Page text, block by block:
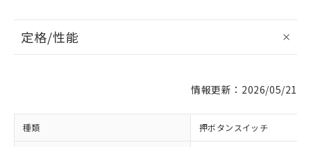
定格/性能
情報更新：2026/05/21
種類 押ボタンスイッチ